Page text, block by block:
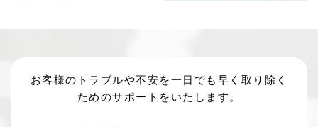
お客様のトラブルや不安を一日でも早く取り除く
ためのサポートをいたします。